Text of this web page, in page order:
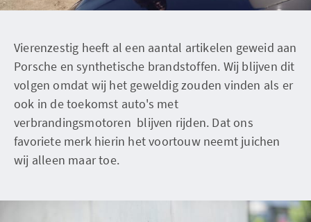
Vierenzestig heeft al een aantal artikelen geweid aan
Porsche en synthetische brandstoffen. Wij blijven dit
volgen omdat wij het geweldig zouden vinden als er
ook in de toekomst auto's met
verbrandingsmotoren blijven rijden. Dat ons
favoriete merk hierin het voortouw neemt juichen
wij alleen maar toe.